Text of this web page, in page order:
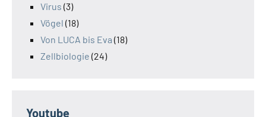
Virus (3)
Vögel (18)
Von LUCA bis Eva (18)
Zellbiologie (24)
Youtube